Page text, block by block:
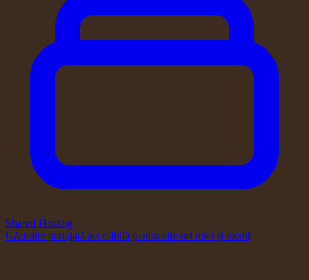
Shared Hosting
Găzduire partajată accesibilă pentru site-uri mici și medii